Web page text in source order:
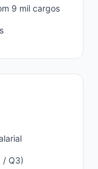
9 mil cargos
/ Q3)